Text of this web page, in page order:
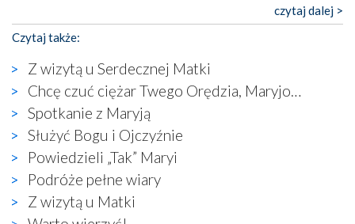
katolickiego kultu. Tylko co wspólnego z żywą,
autentyczną wiarą mogą mieć płaskie, szare bunkry albo
kaplice, w których Tabernakulum przypomina bardziej
skrzynkę na narzędzia? Albo co powiedzieć o ustawionym
tuż przy nowej bazylice wielkim krzyżu, na którym
zamiast Chrystusa umieszczono dziwaczną postać jakby
wyjętą ze starożytnych hieroglifów? W kulturowym
kontekście naszych czasów to raczej karykatura niż godny
wizerunek Zbawiciela…
Zatem nawet w bezpośrednim otoczeniu sanktuarium
naocznie przekonaliśmy się, że wewnątrz Kościoła toczy
się ogromna walka o kształt katolicyzmu i o serca
wierzących. Do czego to zmaganie może prowadzić,
czytaj dalej >
Czytaj także:
Z wizytą u Serdecznej Matki
Chcę czuć ciężar Twego Orędzia, Maryjo…
Spotkanie z Maryją
Służyć Bogu i Ojczyźnie
Powiedzieli „Tak” Maryi
Podróże pełne wiary
Z wizytą u Matki